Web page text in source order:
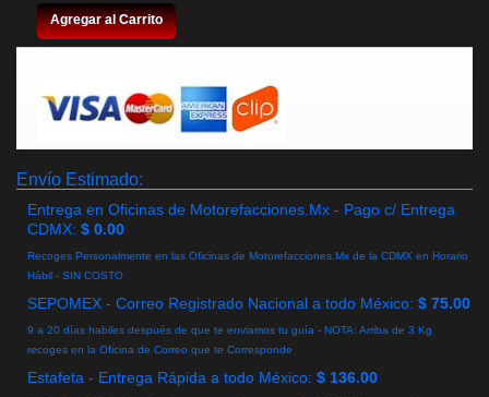
Agregar al Carrito
Envío Estimado:
Entrega en Oficinas de Motorefacciones.Mx - Pago c/ Entrega
CDMX: $ 0.00
Recoges Personalmente en las Oficinas de Motorefacciones.Mx de la CDMX en Horario
Hábil - SIN COSTO
SEPOMEX - Correo Registrado Nacional a todo México: $ 75.00
9 a 20 días habiles después de que te enviamos tu guía - NOTA: Arriba de 3 Kg
recoges en la Oficina de Correo que te Corresponde
Estafeta - Entrega Rápida a todo México: $ 136.00